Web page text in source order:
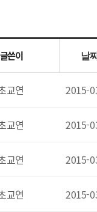
글쓴이 날
교연 2015-
교연 2015-
교연 2015-
교연 2015-